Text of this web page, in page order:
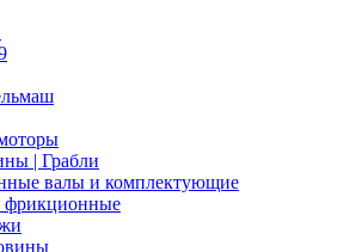
| Грабли
валы и комплектующие
фрикционные